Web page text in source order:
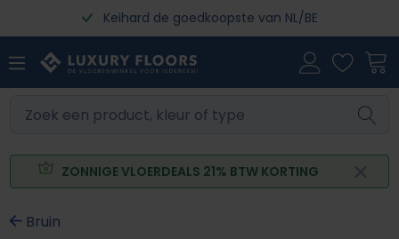
Ga naar de hoofdinhoudKeihard de goedkoopste van NL/BE
ZONNIGE VLOERDEALS 21% BTW KORTING
Bruin